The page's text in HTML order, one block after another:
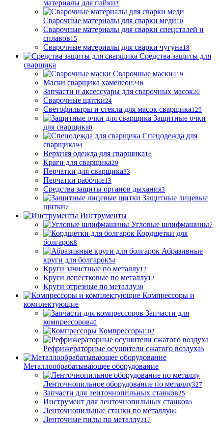
материалы для пайки3
Сварочные материалы для сварки меди10
Сварочные материалы для сварки спецсталей и
сплавов15
Сварочные материалы для сварки чугуна18
Средства защиты для
сварщика
Сварочные маски419
Маски сварщика хамелеон246
Запчасти и аксессуары для сварочных масок20
Сварочные щитки24
Светофильтры и стекла для масок сварщика129
Защитные очки
для сварщика0
Спецодежда для
сварщика94
Верхняя одежда для сварщика16
Краги для сварщика29
Перчатки для сварщика33
Перчатки рабочие13
Средства защиты органов дыхания3
Защитные лицевые
щитки7
Инструменты
Угловые шлифмашины7
Кордщетки для
болгарок8
Абразивные
круги для болгарок54
Круги зачистные по металлу12
Круги лепестковые по металлу12
Круги отрезные по металлу30
Компрессоры и
комплектующие
Запчасти для
компрессоров40
Компрессоры102
Рефрижераторные осушители сжатого воздуха5
Металлообрабатывающее оборудование
Ленточнопильное оборудование по металлу327
Запчасти для ленточнопильных станков25
Инструмент для ленточнопильных станков5
Ленточнопильные станки по металлу80
Ленточные пилы по металлу217